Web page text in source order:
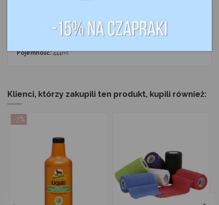
Hooflex All Natural Dressing and Conditioner
zawiera ziołowe
elementy stymulujące krążenie krwi oraz poprawiające wzrost rogu
Pojemność:444ml
Klienci, którzy zakupili ten produkt, kupili również:
-7%